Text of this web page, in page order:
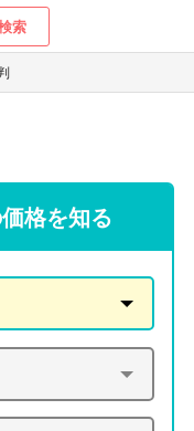
索
格を知る